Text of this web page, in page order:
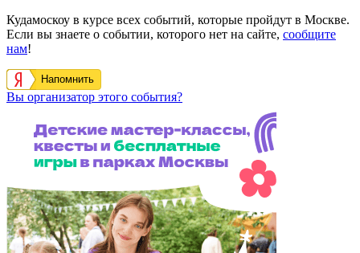
Кудамоскоу в курсе всех событий, которые пройдут в Москве.
Если вы знаете о событии, которого нет на сайте, сообщите
нам!
Напомнить
Вы организатор этого события?